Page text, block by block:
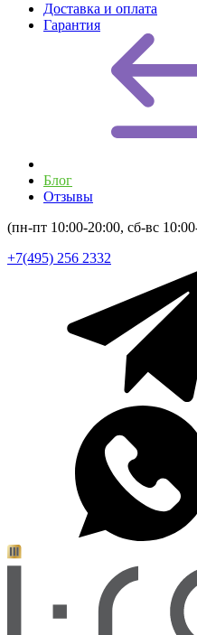
Доставка и оплата
Гарантия
Блог
Отзывы
(пн-пт 10:00-20:00, сб-вс
+7(495) 256 2332